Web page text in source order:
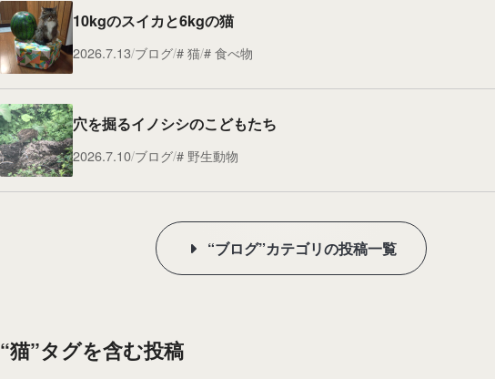
10kgのスイカと6kgの猫
2026.7.13 ブログ 猫 食べ物
穴を掘るイノシシのこどもたち
2026.7.10 ブログ 野生動物
“ブログ”カテゴリの投稿一覧
“猫”タグを含む投稿